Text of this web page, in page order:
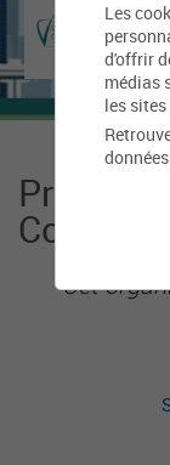
Les
d'offrir
médias
les sites
Corse
Cet